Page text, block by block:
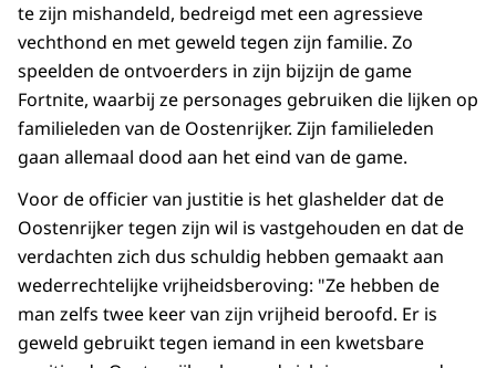
te zijn mishandeld, bedreigd met een agressieve
vechthond en met geweld tegen zijn familie. Zo
speelden de ontvoerders in zijn bijzijn de game
Fortnite, waarbij ze personages gebruiken die lijken op
familieleden van de Oostenrijker. Zijn familieleden
gaan allemaal dood aan het eind van de game.
Voor de officier van justitie is het glashelder dat de
Oostenrijker tegen zijn wil is vastgehouden en dat de
verdachten zich dus schuldig hebben gemaakt aan
wederrechtelijke vrijheidsberoving: "Ze hebben de
man zelfs twee keer van zijn vrijheid beroofd. Er is
geweld gebruikt tegen iemand in een kwetsbare